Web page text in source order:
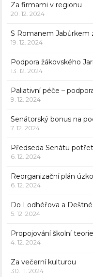
Za firmami v regionu
20. 12. 2024
S Romanem Jabůrkem
19. 12. 2024
Podpora žákovského
13. 12. 2024
Paliativní péče –
9. 12. 2024
Senátorský bonus na
7. 12. 2024
Předseda Senátu
6. 12. 2024
Reorganizační plán
6. 12. 2024
Do Lodhéřova a
5. 12. 2024
Propojování školní
4. 12. 2024
Za večerní kulturou
30. 11. 2024